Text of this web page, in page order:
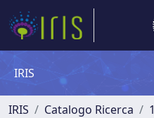
IRIS
IRIS Catalogo Ricerca